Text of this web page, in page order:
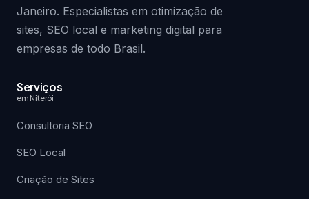
Janeiro. Especialistas em otimização de
sites, SEO local e marketing digital para
empresas de todo Brasil.
Serviços
em Niterói
Consultoria SEO
SEO Local
Criação de Sites